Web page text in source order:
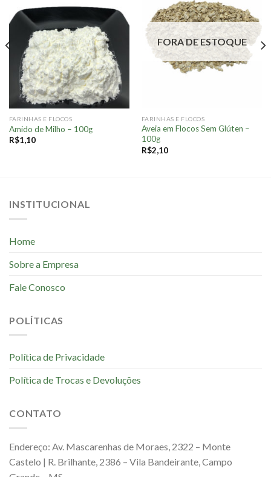
FARINHAS E FLOCOS
Amido de Milho – 100g
R$1,10
FORA DE ESTOQUE
FARINHAS E FLOCOS
Aveia em Flocos Sem Glúten –
100g
R$2,10
INSTITUCIONAL
Home
Sobre a Empresa
Fale Conosco
POLÍTICAS
Política de Privacidade
Política de Trocas e Devoluções
CONTATO
Endereço: Av. Mascarenhas de Moraes, 2322 – Monte
Castelo | R. Brilhante, 2386 – Vila Bandeirante, Campo